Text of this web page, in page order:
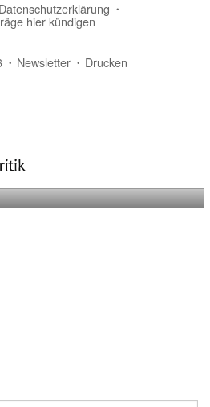
Datenschutzerklärung
hier kündigen
Newsletter Drucken